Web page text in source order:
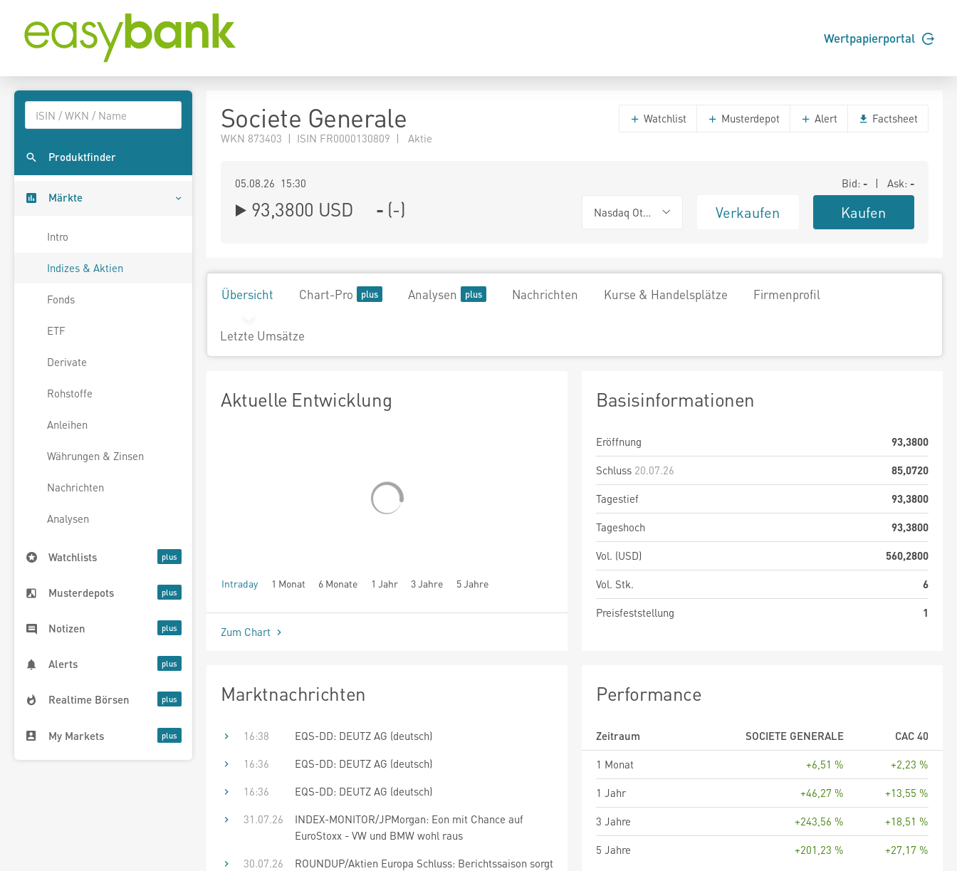
Wertpapierportal
Produktfinder
Märkte
Intro
Indizes & Aktien
Fonds
ETF
Derivate
Rohstoffe
Anleihen
Währungen & Zinsen
Nachrichten
Analysen
Watchlists
Musterdepots
Notizen
Alerts
Realtime Börsen
My Markets
Societe Generale
WKN 873403 | ISIN FR0000130809 | Aktie
Watchlist Musterdepot Alert Factsheet
05.08.26 15:30 Bid: - | Ask: -
93,3800 USD - (-) Nasdaq Other OTC Verkaufen Kaufen
Übersicht Chart-Pro Analysen Nachrichten Kurse & Handelsplätze Firmenprofil
Letzte Umsätze
Aktuelle Entwicklung
Intraday 1 Monat 6 Monate 1 Jahr 3 Jahre 5 Jahre
seit Beginn
Zum Chart
Basisinformationen
Eröffnung
93,3800
Schluss 20.07.26
85,0720
Tagestief
93,3800
Tageshoch
93,3800
Vol. (USD)
560,2800
Vol. Stk.
6
Preisfeststellung
1
Marktnachrichten
16:38
EQS-DD: DEUTZ AG (deutsch)
16:36
EQS-DD: DEUTZ AG (deutsch)
16:36
EQS-DD: DEUTZ AG (deutsch)
31.07.26
INDEX-MONITOR/JPMorgan: Eon mit Chance auf
EuroStoxx - VW und BMW wohl raus
30.07.26
ROUNDUP/Aktien Europa Schluss: Berichtssaison sorgt
Performance
Zeitraum SOCIETE GENERALE
CAC 40
1 Monat
+6,51 %
+2,23 %
1 Jahr
+46,27 %
+13,55 %
3 Jahre
+243,56 %
+18,51 %
5 Jahre
+201,23 % +27,17 %